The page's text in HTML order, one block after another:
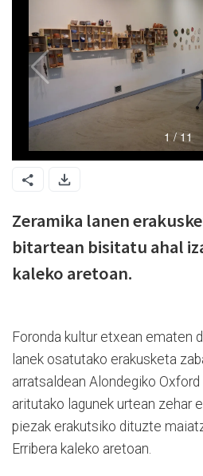
Zeramika lanen
bitartean bisitatu ahal
kaleko aretoan.
Foronda kultur etxean ematen
lanek osatutako erakusketa
arratsaldean Alondegiko
aritutako lagunek urtean zehar
piezak erakutsiko dituzte
Erribera kaleko aretoan.